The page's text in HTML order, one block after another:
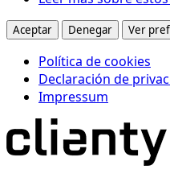
Aceptar Denegar Ver
Política de cookies
Declaración de
Impressum